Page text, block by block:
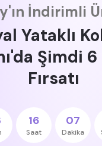
İndirimli
Yataklı
Şimdi
Fırsatı
16
Saat
07
Dakika